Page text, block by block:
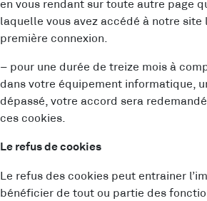
en vous rendant sur toute autre page
laquelle vous avez accédé à notre site
première connexion.
– pour une durée de treize mois à
dans votre équipement informatique,
dépassé, votre accord sera
ces cookies.
Le refus de cookies
Le refus des cookies peut entrainer
bénéficier de tout ou partie des